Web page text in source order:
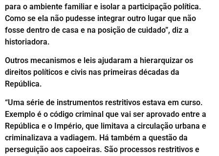
para o ambiente familiar e isolar a participação política.
Como se ela não pudesse integrar outro lugar que não
fosse dentro de casa e na posição de cuidado”, diz a
historiadora.
Outros mecanismos e leis ajudaram a hierarquizar os
direitos políticos e civis nas primeiras décadas da
República.
“Uma série de instrumentos restritivos estava em curso.
Exemplo é o código criminal que vai ser aprovado entre a
República e o Império, que limitava a circulação urbana e
criminalizava a vadiagem. Há também a questão da
perseguição aos capoeiras. São processos restritivos e